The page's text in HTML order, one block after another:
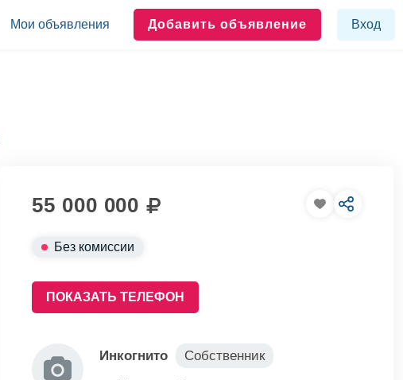
Мои объявления Добавить объявление Вход
55 000 000
Без комиссии
ПОКАЗАТЬ ТЕЛЕФОН
Инкогнито
Собственник